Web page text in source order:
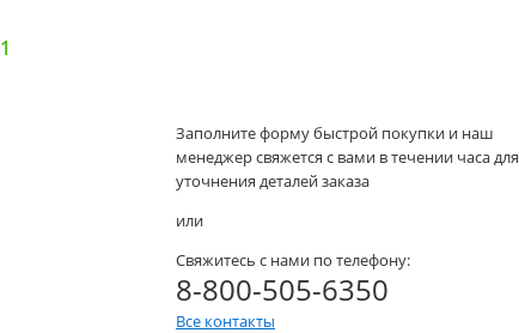
Заполните форму быстрой покупки и наш
менеджер свяжется с вами в течении часа для
уточнения деталей заказа
или
Свяжитесь с нами по телефону:
8-800-505-6350
Все контакты